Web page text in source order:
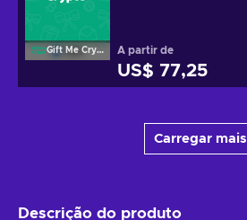
Gift Me Crypto A partir de
US$ 77,25
Carregar mais
Descrição do produto